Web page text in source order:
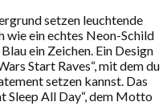
setzen leuchtende
ein echtes Neon-Schild
ein Zeichen. Ein Design
Start Raves“, mit dem du
setzen kannst. Das
Sleep All Day“, dem Motto